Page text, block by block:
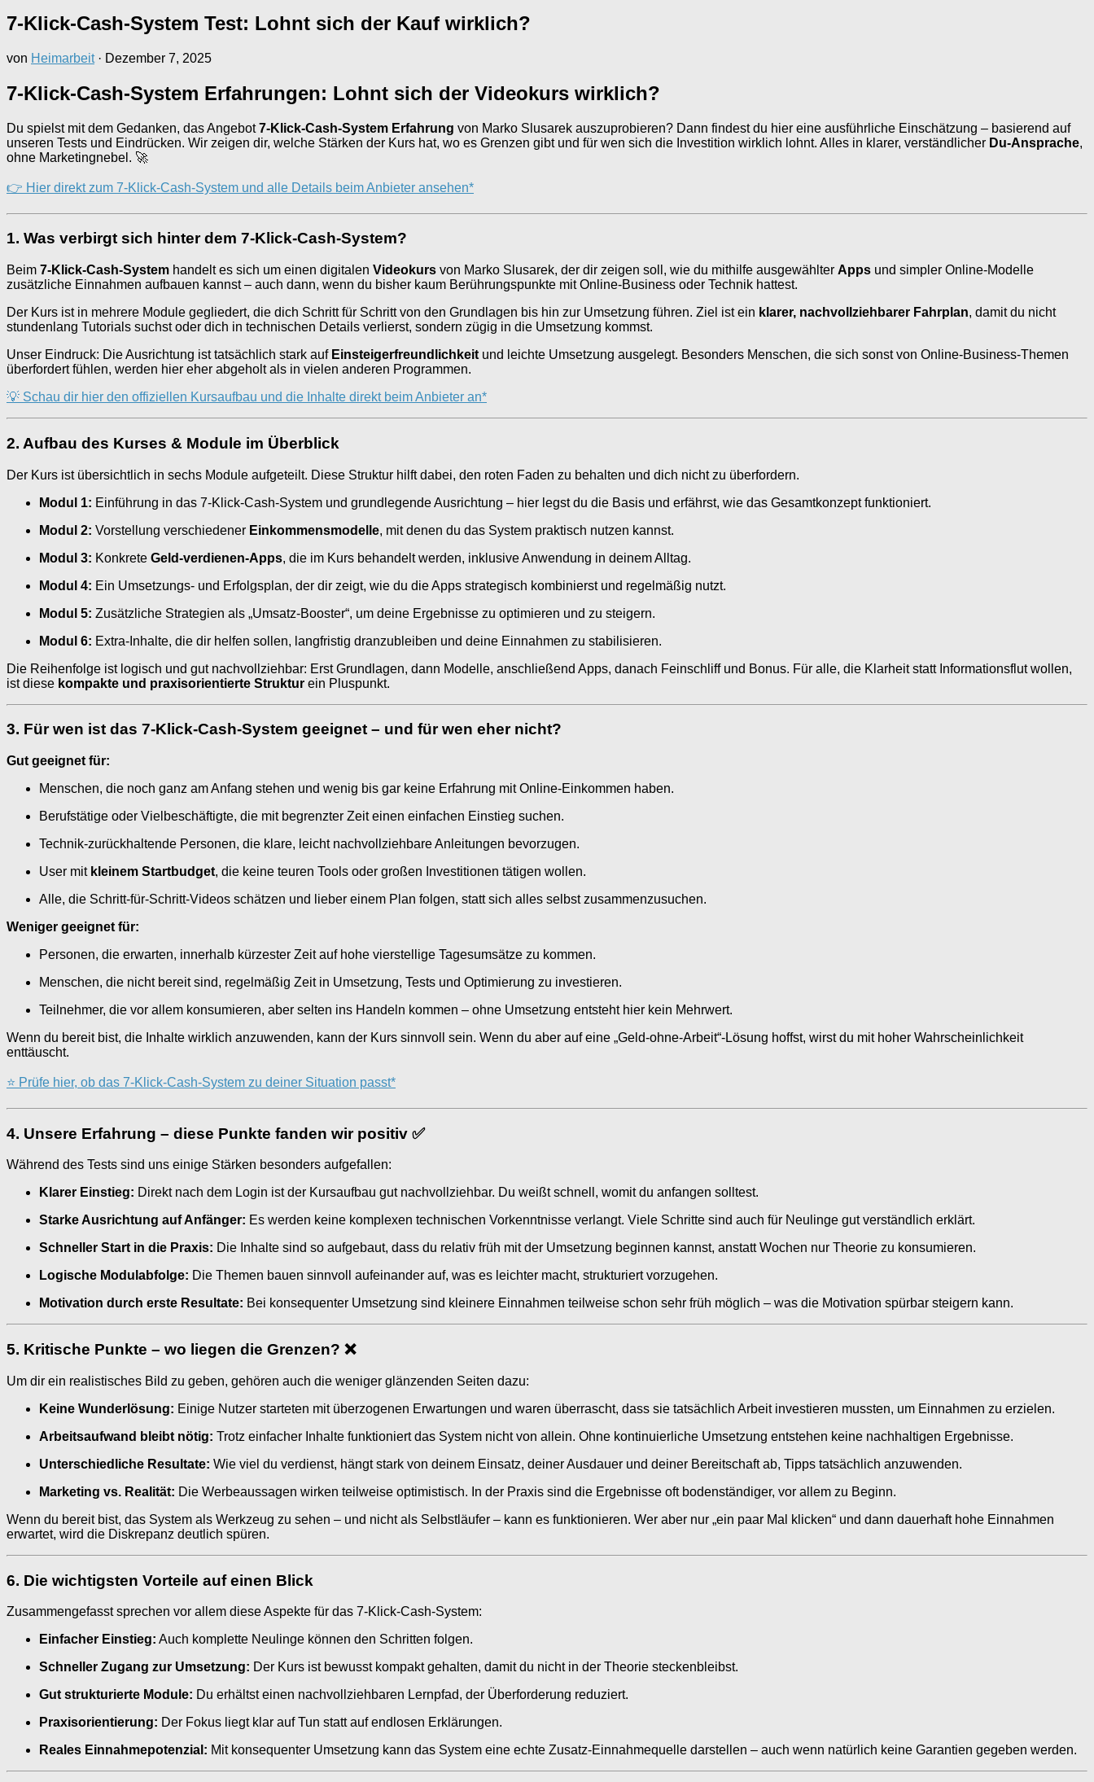
7-Klick-Cash-System Test: Lohnt sich der Kauf wirklich?
von Heimarbeit · Dezember 7, 2025
7-Klick-Cash-System Erfahrungen: Lohnt sich der Videokurs wirklich?
Du spielst mit dem Gedanken, das Angebot7-Klick-Cash-System Erfahrung von Marko Slusarek auszuprobieren? Dann findest du hier eine ausführliche Einschätzung – basierend auf
unseren Tests und Eindrücken. Wir zeigen dir, welche Stärken der Kurs hat, wo es Grenzen gibt und für wen sich die Investition wirklich lohnt. Alles in klarer, verständlicher Du-Ansprache,
ohne Marketingnebel. 🚀
👉 Hier direkt zum 7-Klick-Cash-System und alle Details beim Anbieter ansehen*
1. Was verbirgt sich hinter dem 7-Klick-Cash-System?
Beim 7-Klick-Cash-System handelt es sich um einen digitalen Videokurs von Marko Slusarek, der dir zeigen soll, wie du mithilfe ausgewählter Apps und simpler Online-Modelle
zusätzliche Einnahmen aufbauen kannst – auch dann, wenn du bisher kaum Berührungspunkte mit Online-Business oder Technik hattest.
Der Kurs ist in mehrere Module gegliedert, die dich Schritt für Schritt von den Grundlagen bis hin zur Umsetzung führen. Ziel ist ein klarer, nachvollziehbarer Fahrplan, damit du nicht
stundenlang Tutorials suchst oder dich in technischen Details verlierst, sondern zügig in die Umsetzung kommst.
Unser Eindruck: Die Ausrichtung ist tatsächlich stark auf Einsteigerfreundlichkeit und leichte Umsetzung ausgelegt. Besonders Menschen, die sich sonst von Online-Business-Themen
überfordert fühlen, werden hier eher abgeholt als in vielen anderen Programmen.
💡 Schau dir hier den offiziellen Kursaufbau und die Inhalte direkt beim Anbieter an*
2. Aufbau des Kurses & Module im Überblick
Der Kurs ist übersichtlich in sechs Module aufgeteilt. Diese Struktur hilft dabei, den roten Faden zu behalten und dich nicht zu überfordern.
Modul 1: Einführung in das 7-Klick-Cash-System und grundlegende Ausrichtung – hier legst du die Basis und erfährst, wie das Gesamtkonzept funktioniert.
Modul 2: Vorstellung verschiedener Einkommensmodelle, mit denen du das System praktisch nutzen kannst.
Modul 3: Konkrete Geld-verdienen-Apps, die im Kurs behandelt werden, inklusive Anwendung in deinem Alltag.
Modul 4: Ein Umsetzungs- und Erfolgsplan, der dir zeigt, wie du die Apps strategisch kombinierst und regelmäßig nutzt.
Modul 5: Zusätzliche Strategien als „Umsatz-Booster“, um deine Ergebnisse zu optimieren und zu steigern.
Modul 6: Extra-Inhalte, die dir helfen sollen, langfristig dranzubleiben und deine Einnahmen zu stabilisieren.
Die Reihenfolge ist logisch und gut nachvollziehbar: Erst Grundlagen, dann Modelle, anschließend Apps, danach Feinschliff und Bonus. Für alle, die Klarheit statt Informationsflut wollen,
ist diese kompakte und praxisorientierte Struktur ein Pluspunkt.
3. Für wen ist das 7-Klick-Cash-System geeignet – und für wen eher nicht?
Gut geeignet für:
Menschen, die noch ganz am Anfang stehen und wenig bis gar keine Erfahrung mit Online-Einkommen haben.
Berufstätige oder Vielbeschäftigte, die mit begrenzter Zeit einen einfachen Einstieg suchen.
Technik-zurückhaltende Personen, die klare, leicht nachvollziehbare Anleitungen bevorzugen.
User mit kleinem Startbudget, die keine teuren Tools oder großen Investitionen tätigen wollen.
Alle, die Schritt-für-Schritt-Videos schätzen und lieber einem Plan folgen, statt sich alles selbst zusammenzusuchen.
Weniger geeignet für:
Personen, die erwarten, innerhalb kürzester Zeit auf hohe vierstellige Tagesumsätze zu kommen.
Menschen, die nicht bereit sind, regelmäßig Zeit in Umsetzung, Tests und Optimierung zu investieren.
Teilnehmer, die vor allem konsumieren, aber selten ins Handeln kommen – ohne Umsetzung entsteht hier kein Mehrwert.
Wenn du bereit bist, die Inhalte wirklich anzuwenden, kann der Kurs sinnvoll sein. Wenn du aber auf eine „Geld-ohne-Arbeit“-Lösung hoffst, wirst du mit hoher Wahrscheinlichkeit
enttäuscht.
⭐ Prüfe hier, ob das 7-Klick-Cash-System zu deiner Situation passt*
4. Unsere Erfahrung – diese Punkte fanden wir positiv ✅
Während des Tests sind uns einige Stärken besonders aufgefallen:
Klarer Einstieg: Direkt nach dem Login ist der Kursaufbau gut nachvollziehbar. Du weißt schnell, womit du anfangen solltest.
Starke Ausrichtung auf Anfänger: Es werden keine komplexen technischen Vorkenntnisse verlangt. Viele Schritte sind auch für Neulinge gut verständlich erklärt.
Schneller Start in die Praxis: Die Inhalte sind so aufgebaut, dass du relativ früh mit der Umsetzung beginnen kannst, anstatt Wochen nur Theorie zu konsumieren.
Logische Modulabfolge: Die Themen bauen sinnvoll aufeinander auf, was es leichter macht, strukturiert vorzugehen.
Motivation durch erste Resultate: Bei konsequenter Umsetzung sind kleinere Einnahmen teilweise schon sehr früh möglich – was die Motivation spürbar steigern kann.
5. Kritische Punkte – wo liegen die Grenzen? ❌
Um dir ein realistisches Bild zu geben, gehören auch die weniger glänzenden Seiten dazu:
Keine Wunderlösung: Einige Nutzer starteten mit überzogenen Erwartungen und waren überrascht, dass sie tatsächlich Arbeit investieren mussten, um Einnahmen zu erzielen.
Arbeitsaufwand bleibt nötig: Trotz einfacher Inhalte funktioniert das System nicht von allein. Ohne kontinuierliche Umsetzung entstehen keine nachhaltigen Ergebnisse.
Unterschiedliche Resultate: Wie viel du verdienst, hängt stark von deinem Einsatz, deiner Ausdauer und deiner Bereitschaft ab, Tipps tatsächlich anzuwenden.
Marketing vs. Realität: Die Werbeaussagen wirken teilweise optimistisch. In der Praxis sind die Ergebnisse oft bodenständiger, vor allem zu Beginn.
Wenn du bereit bist, das System als Werkzeug zu sehen – und nicht als Selbstläufer – kann es funktionieren. Wer aber nur „ein paar Mal klicken“ und dann dauerhaft hohe Einnahmen
erwartet, wird die Diskrepanz deutlich spüren.
6. Die wichtigsten Vorteile auf einen Blick
Zusammengefasst sprechen vor allem diese Aspekte für das 7-Klick-Cash-System:
Einfacher Einstieg: Auch komplette Neulinge können den Schritten folgen.
Schneller Zugang zur Umsetzung: Der Kurs ist bewusst kompakt gehalten, damit du nicht in der Theorie steckenbleibst.
Gut strukturierte Module: Du erhältst einen nachvollziehbaren Lernpfad, der Überforderung reduziert.
Praxisorientierung: Der Fokus liegt klar auf Tun statt auf endlosen Erklärungen.
Reales Einnahmepotenzial: Mit konsequenter Umsetzung kann das System eine echte Zusatz-Einnahmequelle darstellen – auch wenn natürlich keine Garantien gegeben werden.